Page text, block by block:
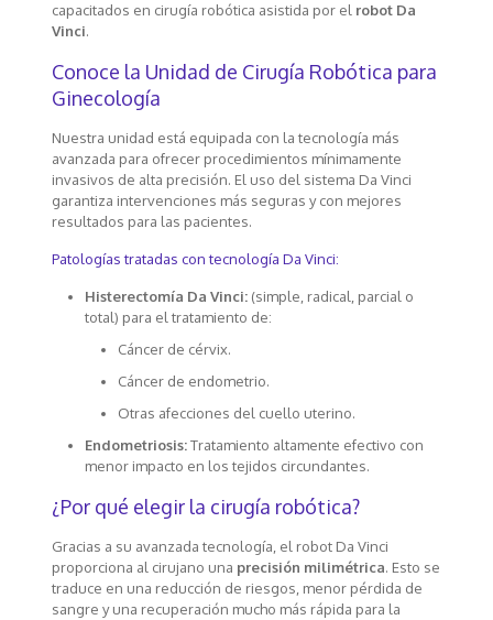
capacitados en cirugía robótica asistida por el robot Da
Vinci.
Conoce la Unidad de Cirugía Robótica para
Ginecología
Nuestra unidad está equipada con la tecnología más
avanzada para ofrecer procedimientos mínimamente
invasivos de alta precisión. El uso del sistema Da Vinci
garantiza intervenciones más seguras y con mejores
resultados para las pacientes.
Patologías tratadas con tecnología Da Vinci:
Histerectomía Da Vinci:(simple, radical, parcial o
total) para el tratamiento de:
Cáncer de cérvix.
Cáncer de endometrio.
Otras afecciones del cuello uterino.
Endometriosis:Tratamiento altamente efectivo con
menor impacto en los tejidos circundantes.
¿Por qué elegir la cirugía robótica?
Gracias a su avanzada tecnología, el robot Da Vinci
proporciona al cirujano una precisión milimétrica. Esto se
traduce en una reducción de riesgos, menor pérdida de
sangre y una recuperación mucho más rápida para la